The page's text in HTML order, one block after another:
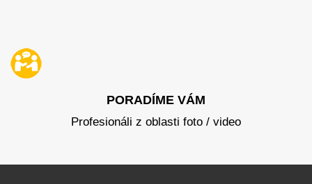
PORADÍME VÁM
Profesionáli z oblasti foto / video